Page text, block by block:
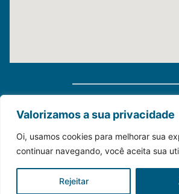
Valorizamos a sua privacidade
Oi, usamos cookies para melhorar sua
continuar navegando, você aceita sua
Rejeitar
Distribuidora Morauky 2025.